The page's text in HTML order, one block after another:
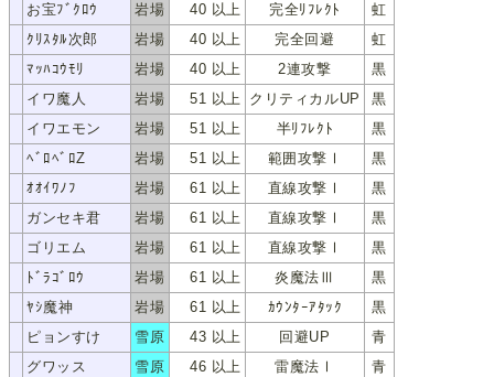
お宝ﾌﾞｸﾛｳ 岩場 40 以上 完全ﾘﾌﾚｸﾄ 虹
ｸﾘｽﾀﾙ次郎 岩場 40 以上 完全回避 虹
ﾏｯﾊｺｳﾓﾘ 岩場 40 以上 2連攻撃 黒
イワ魔人 岩場 51 以上 クリティカルUP 黒
イワエモン 岩場 51 以上 半ﾘﾌﾚｸﾄ 黒
ﾍﾞﾛﾍﾞﾛZ 岩場 51 以上 範囲攻撃Ⅰ 黒
ｵｵｲﾜﾉﾌ 岩場 61 以上 直線攻撃Ⅰ 黒
ガンセキ君 岩場 61 以上 直線攻撃Ⅰ 黒
ゴリエム 岩場 61 以上 直線攻撃Ⅰ 黒
ﾄﾞﾗｺﾞﾛｳ 岩場 61 以上 炎魔法Ⅲ 黒
ﾔｼ魔神 岩場 61 以上 ｶｳﾝﾀｰｱﾀｯｸ 黒
ピョンすけ 雪原 43 以上 回避UP 青
グワッス 雪原 46 以上 雷魔法Ⅰ 青